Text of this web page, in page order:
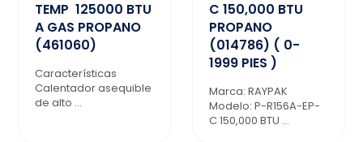
TEMP 125000 BTU
A GAS PROPANO
(461060)
Características
Calentador asequible
de alto ...
C 150,000 BTU
PROPANO
(014786) ( 0-
1999 PIES )
Marca: RAYPAK
Modelo: P-R156A-EP-
C 150,000 BTU ...